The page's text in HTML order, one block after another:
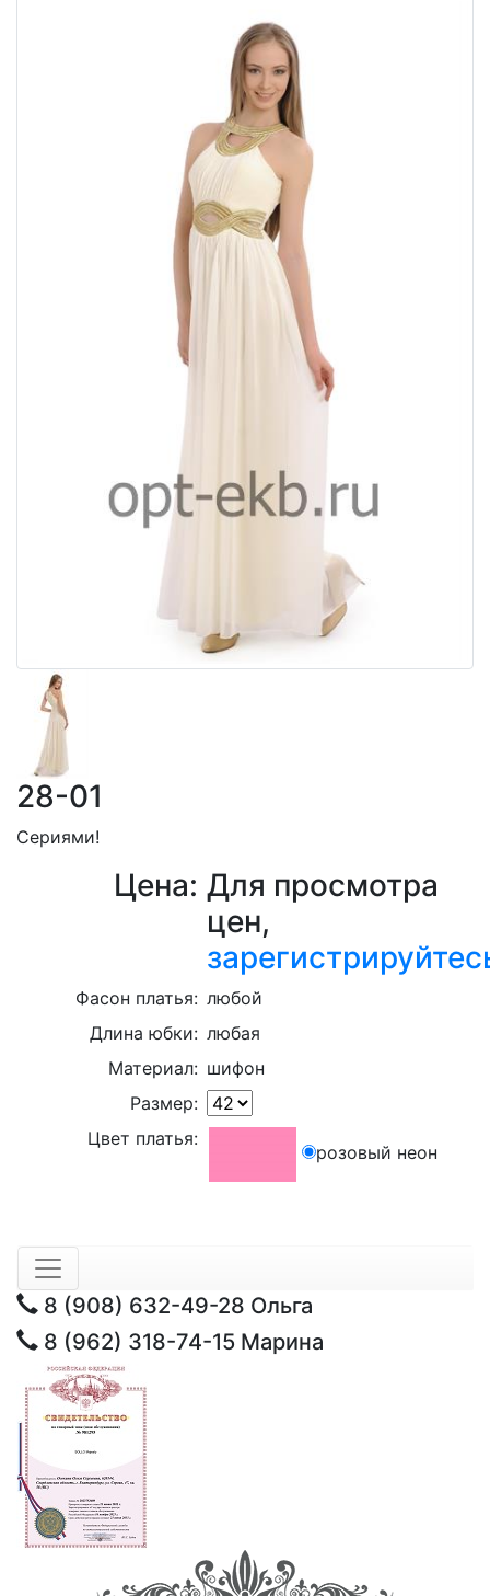
28-01
Сериями!
Цена: Для просмотра
цен,
Фасон платья: любой
Длина юбки: любая
Материал: шифон
Размер:
Цвет платья:
розовый неон
8 (908) 632-49-28 Ольга
8 (962) 318-74-15 Марина